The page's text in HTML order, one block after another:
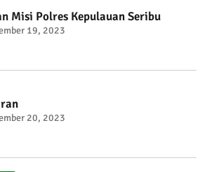
Misi Polres Kepulauan Seribu
19, 2023
20, 2023